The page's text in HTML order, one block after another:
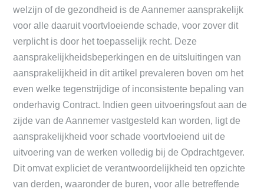
welzijn of de gezondheid is de Aannemer aansprakelijk
voor alle daaruit voortvloeiende schade, voor zover dit
verplicht is door het toepasselijk recht. Deze
aansprakelijkheidsbeperkingen en de uitsluitingen van
aansprakelijkheid in dit artikel prevaleren boven om het
even welke tegenstrijdige of inconsistente bepaling van
onderhavig Contract. Indien geen uitvoeringsfout aan de
zijde van de Aannemer vastgesteld kan worden, ligt de
aansprakelijkheid voor schade voortvloeiend uit de
uitvoering van de werken volledig bij de Opdrachtgever.
Dit omvat expliciet de verantwoordelijkheid ten opzichte
van derden, waaronder de buren, voor alle betreffende